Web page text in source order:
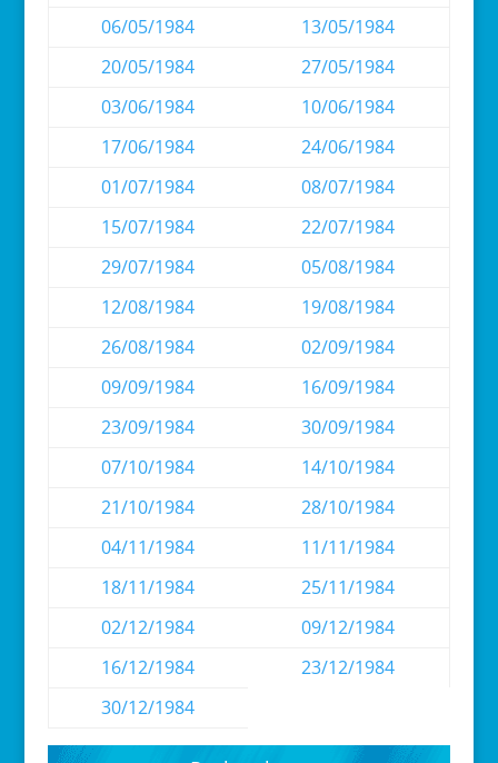
06/05/1984
13/05/1984
20/05/1984
27/05/1984
03/06/1984
10/06/1984
17/06/1984
24/06/1984
01/07/1984
08/07/1984
15/07/1984
22/07/1984
29/07/1984
05/08/1984
12/08/1984
19/08/1984
26/08/1984
02/09/1984
09/09/1984
16/09/1984
23/09/1984
30/09/1984
07/10/1984
14/10/1984
21/10/1984
28/10/1984
04/11/1984
11/11/1984
18/11/1984
25/11/1984
02/12/1984
09/12/1984
16/12/1984
23/12/1984
30/12/1984